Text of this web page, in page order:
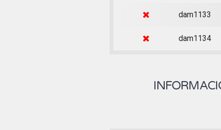
dam1133
dam1134